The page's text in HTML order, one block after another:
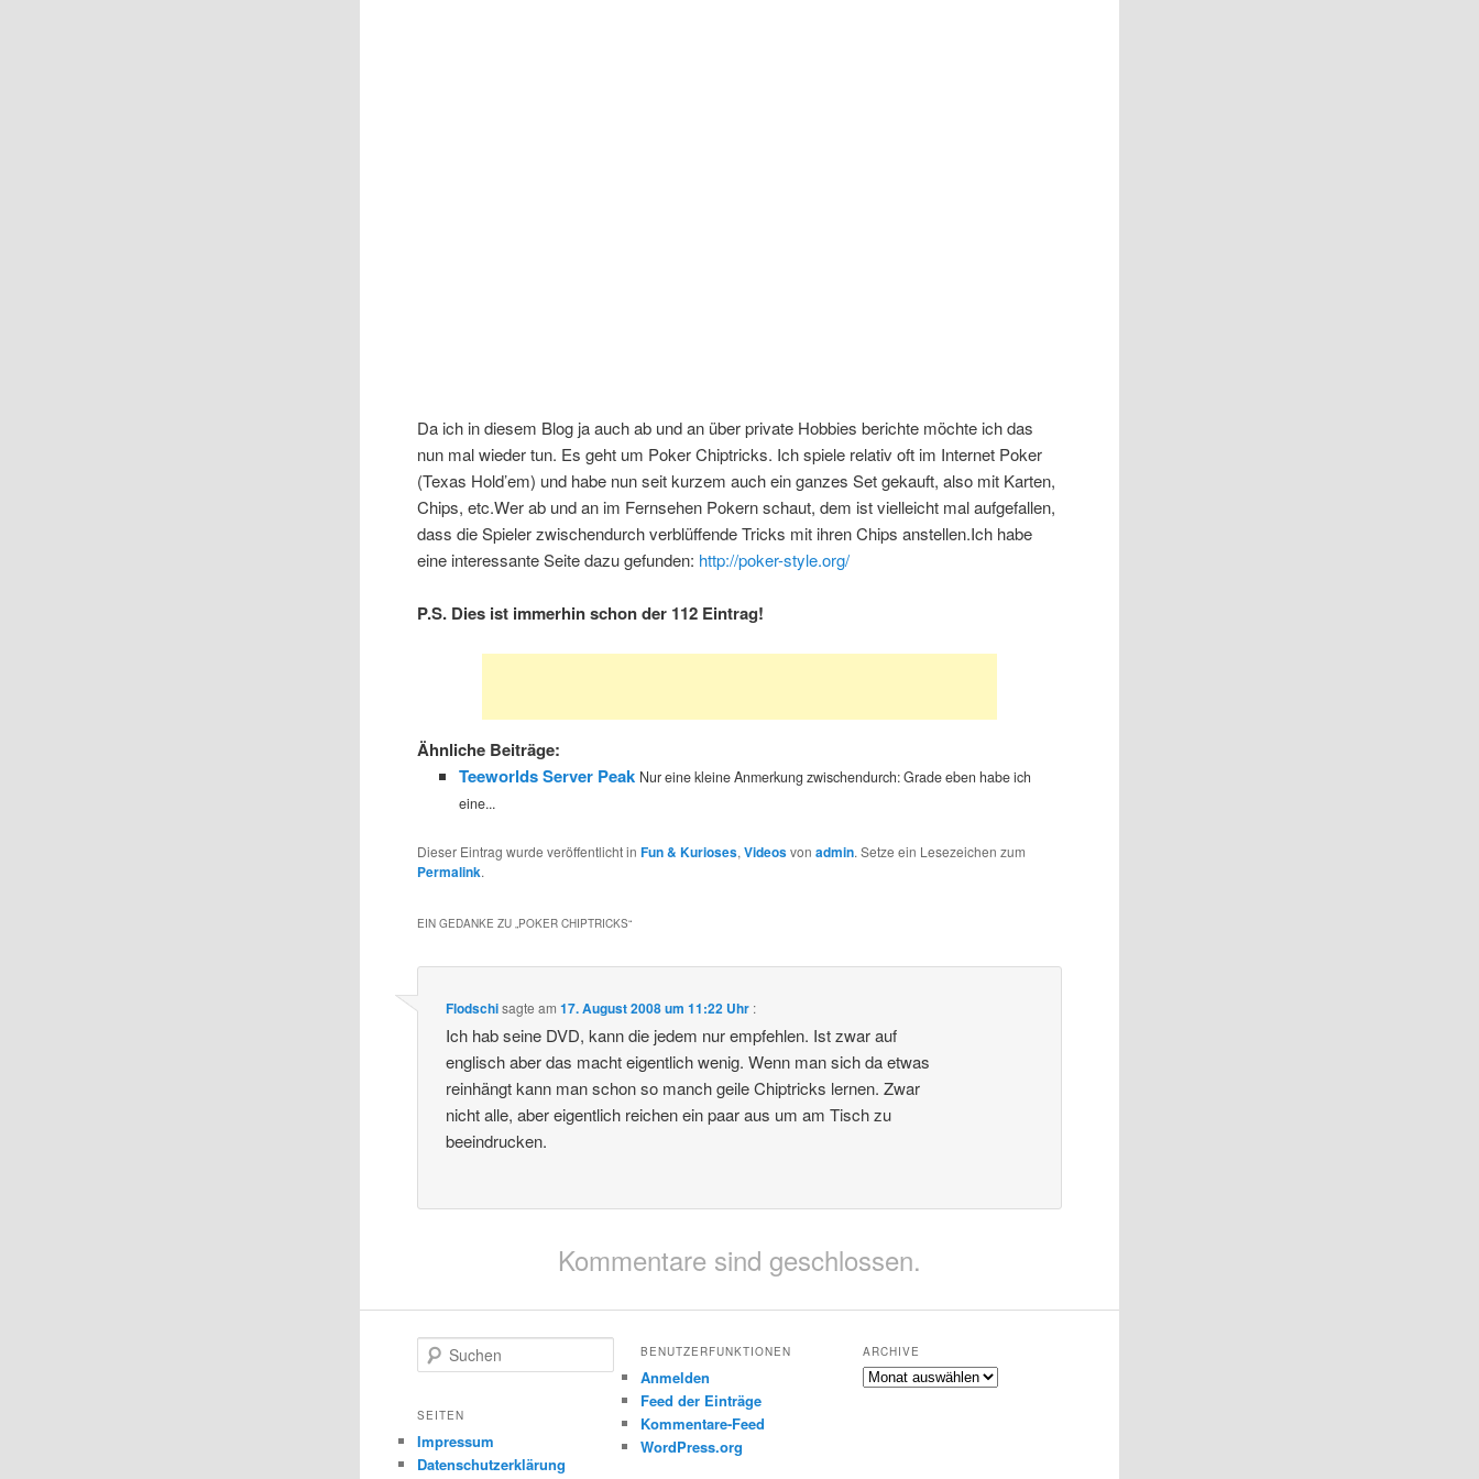
Da ich in diesem Blog ja auch ab und an über private Hobbies berichte möchte ich das
nun mal wieder tun. Es geht um Poker Chiptricks. Ich spiele relativ oft im Internet Poker
(Texas Hold’em) und habe nun seit kurzem auch ein ganzes Set gekauft, also mit Karten,
Chips, etc.Wer ab und an im Fernsehen Pokern schaut, dem ist vielleicht mal aufgefallen,
dass die Spieler zwischendurch verblüffende Tricks mit ihren Chips anstellen.Ich habe
eine interessante Seite dazu gefunden: http://poker-style.org/
P.S. Dies ist immerhin schon der 112 Eintrag!
Ähnliche Beiträge:
Teeworlds Server Peak Nur eine kleine Anmerkung zwischendurch: Grade eben habe ich
eine...
Dieser Eintrag wurde veröffentlicht inFun & Kurioses,Videosvonadmin. Setze ein Lesezeichen zum
Permalink.
EIN GEDANKE ZU „ POKER CHIPTRICKS“
Flodschisagte am 17. August 2008 um 11:22 Uhr :
Ich hab seine DVD, kann die jedem nur empfehlen. Ist zwar auf
englisch aber das macht eigentlich wenig. Wenn man sich da etwas
reinhängt kann man schon so manch geile Chiptricks lernen. Zwar
nicht alle, aber eigentlich reichen ein paar aus um am Tisch zu
beeindrucken.
Kommentare sind geschlossen.
u
h
n
SEITEN
Impressum
Datenschutzerklärung
BENUTZERFUNKTIONEN
Anmelden
Feed der Einträge
Kommentare-Feed
WordPress.org
ARCHIVE
Archive